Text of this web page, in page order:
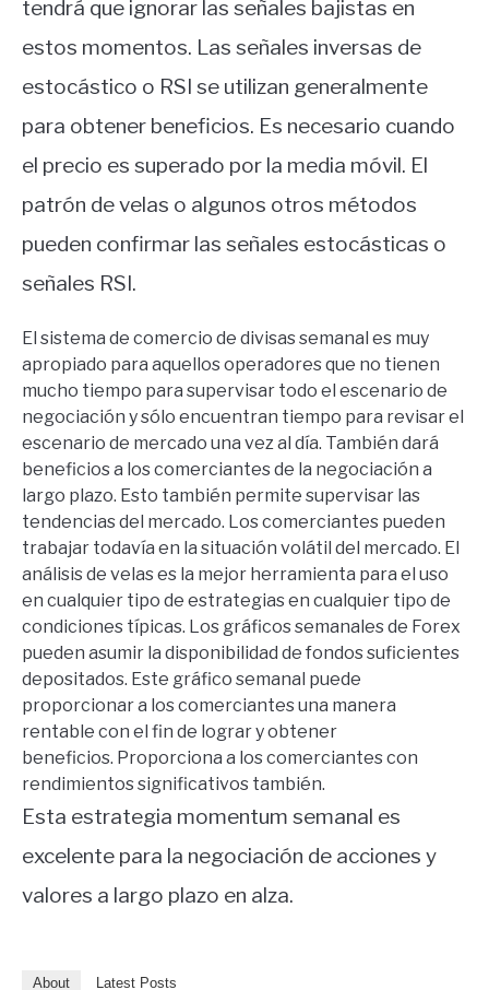
tendrá que ignorar las señales bajistas en
estos momentos. Las señales inversas de
estocástico o RSI se utilizan generalmente
para obtener beneficios. Es necesario cuando
el precio es superado por la media móvil. El
patrón de velas o algunos otros métodos
pueden confirmar las señales estocásticas o
señales RSI.
El sistema de comercio de divisas semanal es muy
apropiado para aquellos operadores que no tienen
mucho tiempo para supervisar todo el escenario de
negociación y sólo encuentran tiempo para revisar el
escenario de mercado una vez al día. También dará
beneficios a los comerciantes de la negociación a
largo plazo. Esto también permite supervisar las
tendencias del mercado. Los comerciantes pueden
trabajar todavía en la situación volátil del mercado. El
análisis de velas es la mejor herramienta para el uso
en cualquier tipo de estrategias en cualquier tipo de
condiciones típicas. Los gráficos semanales de Forex
pueden asumir la disponibilidad de fondos suficientes
depositados. Este gráfico semanal puede
proporcionar a los comerciantes una manera
rentable con el fin de lograr y obtener
beneficios. Proporciona a los comerciantes con
rendimientos significativos también.
Esta estrategia momentum semanal es
excelente para la negociación de acciones y
valores a largo plazo en alza.
About Latest Posts